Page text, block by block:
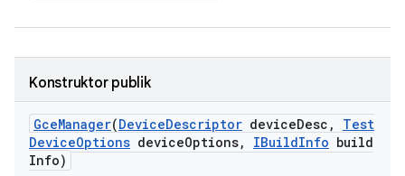
Konstruktor publik
GceManager(DeviceDescriptor deviceDesc ,
Test
DeviceOptions deviceOptions, IBuildInfo build
Info)